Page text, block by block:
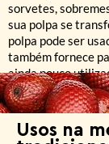
sorvetes,
sua polpa se
polpa pode ser
também fornece
ainda pouco
Usos na